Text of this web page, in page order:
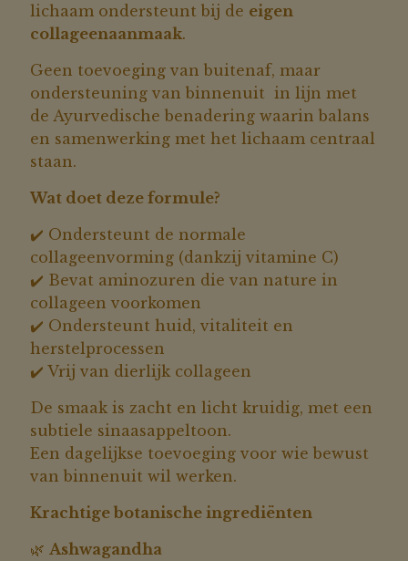
lichaam ondersteunt bij de eigen
collageenaanmaak.
Geen toevoeging van buitenaf, maar
ondersteuning van binnenuit in lijn met
de Ayurvedische benadering waarin balans
en samenwerking met het lichaam centraal
staan.
Wat doet deze formule?
✔️ Ondersteunt de normale
collageenvorming (dankzij vitamine C)
✔️ Bevat aminozuren die van nature in
collageen voorkomen
✔️ Ondersteunt huid, vitaliteit en
herstelprocessen
✔️ Vrij van dierlijk collageen
De smaak is zacht en licht kruidig, met een
subtiele sinaasappeltoon.
Een dagelijkse toevoeging voor wie bewust
van binnenuit wil werken.
Krachtige botanische ingrediënten
🌿 Ashwagandha